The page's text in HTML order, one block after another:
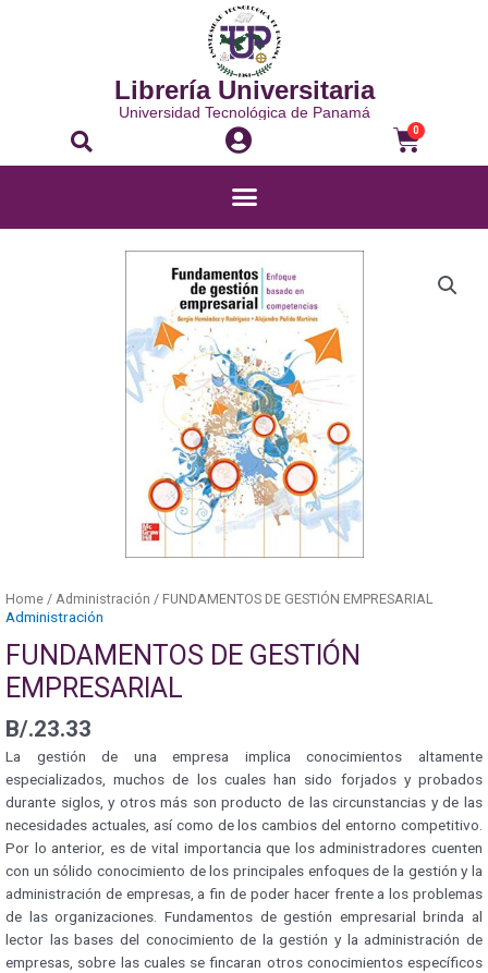
Librería Universitaria
Universidad Tecnológica de Panamá
0
Home / Administración / FUNDAMENTOS DE GESTIÓN EMPRESARIAL
Administración
FUNDAMENTOS DE GESTIÓN
EMPRESARIAL
B/.23.33
La gestión de una empresa implica conocimientos altamente
especializados, muchos de los cuales han sido forjados y probados
durante siglos, y otros más son producto de las circunstancias y de las
necesidades actuales, así como de los cambios del entorno competitivo.
Por lo anterior, es de vital importancia que los administradores cuenten
con un sólido conocimiento de los principales enfoques de la gestión y la
administración de empresas, a fin de poder hacer frente a los problemas
de las organizaciones. Fundamentos de gestión empresarial brinda al
lector las bases del conocimiento de la gestión y la administración de
empresas, sobre las cuales se fincaran otros conocimientos específicos